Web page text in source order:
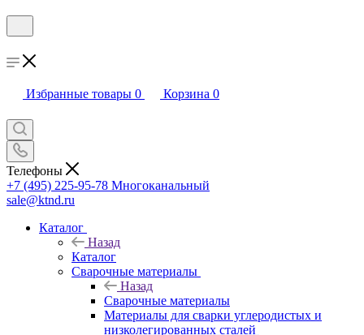
Избранные товары 0 Корзина 0
Телефоны
+7 (495) 225-95-78 Многоканальный
sale@ktnd.ru
Каталог
Назад
Каталог
Сварочные материалы
Назад
Сварочные материалы
Материалы для сварки углеродистых и
низколегированных сталей